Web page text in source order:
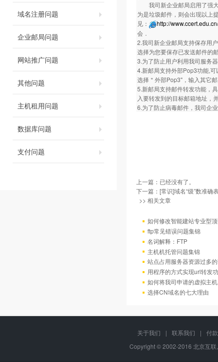
域名注册问题
企业邮局问题
网站推广问题
其他问题
主机租用问题
数据库问题
支付问题
我司新企业邮局启用了强大
为是垃圾邮件，则会出现以上
见：
http://
会．
2.我司新企业邮局支持保存用
选择为您要保存已发送邮件的
3.为了防止用户利用我司服务
4.新邮局支持外部Pop3功能,
选择＂外部Pop3"，输入其它
5.新邮局支持邮件转发功能，
入要转发到的目标邮箱地址，
6.为了防止病毒邮件，我司企
上一篇：已经没有了。
下一篇： [常识]域名“级”数准确
>> 相关文章
如何修改智能建站专业型
ftp常见错误问题集锦
名词解释：FTP
主机机托管问题集锦
站点占用服务器资源过多
用程序的方式实现url转发
如何将我司申请的虚拟主
选择CN域名的七大理由
关于我们 | 联系我们 |
付
Copyright © 2002-2016 北京互